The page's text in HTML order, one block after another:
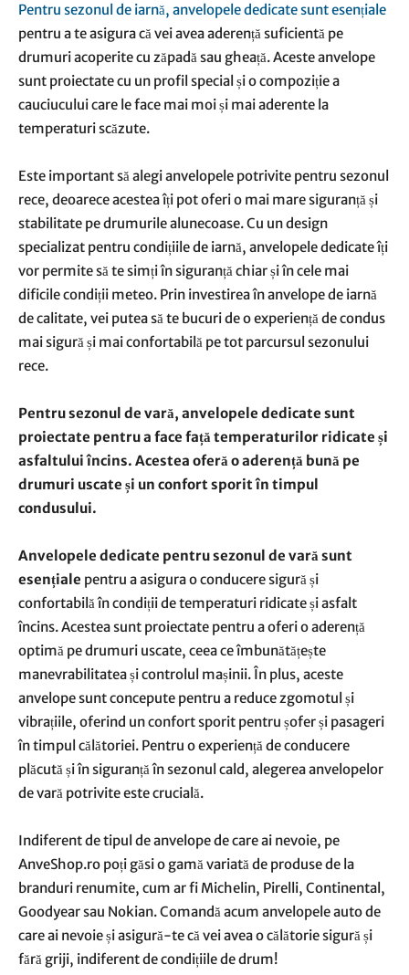
Pentru sezonul de iarnă, anvelopele dedicate sunt esențiale
pentru a te asigura că vei avea aderență suficientă pe
drumuri acoperite cu zăpadă sau gheață. Aceste anvelope
sunt proiectate cu un profil special și o compoziție a
cauciucului care le face mai moi și mai aderente la
temperaturi scăzute.
Este important să alegi anvelopele potrivite pentru sezonul
rece, deoarece acestea îți pot oferi o mai mare siguranță și
stabilitate pe drumurile alunecoase. Cu un design
specializat pentru condițiile de iarnă, anvelopele dedicate îți
vor permite să te simți în siguranță chiar și în cele mai
dificile condiții meteo. Prin investirea în anvelope de iarnă
de calitate, vei putea să te bucuri de o experiență de condus
mai sigură și mai confortabilă pe tot parcursul sezonului
rece.
Pentru sezonul de vară, anvelopele dedicate sunt
proiectate pentru a face față temperaturilor ridicate și
asfaltului încins. Acestea oferă o aderență bună pe
drumuri uscate și un confort sporit în timpul
condusului.
Anvelopele dedicate pentru sezonul de vară sunt
esențiale pentru a asigura o conducere sigură și
confortabilă în condiții de temperaturi ridicate și asfalt
încins. Acestea sunt proiectate pentru a oferi o aderență
optimă pe drumuri uscate, ceea ce îmbunătățește
manevrabilitatea și controlul mașinii. În plus, aceste
anvelope sunt concepute pentru a reduce zgomotul și
vibrațiile, oferind un confort sporit pentru șofer și pasageri
în timpul călătoriei. Pentru o experiență de conducere
plăcută și în siguranță în sezonul cald, alegerea anvelopelor
de vară potrivite este crucială.
Indiferent de tipul de anvelope de care ai nevoie, pe
AnveShop.ro poți găsi o gamă variată de produse de la
branduri renumite, cum ar fi Michelin, Pirelli, Continental,
Goodyear sau Nokian. Comandă acum anvelopele auto de
care ai nevoie și asigură-te că vei avea o călătorie sigură și
fără griji, indiferent de condițiile de drum!